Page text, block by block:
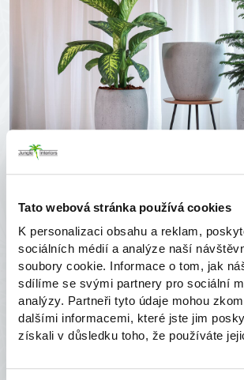
Tato webová stránka používá cookies
K personalizaci obsahu a reklam,
sociálních médií a analýze naší
soubory cookie. Informace o tom, jak
sdílíme se svými partnery pro sociální
analýzy. Partneři tyto údaje mohou
dalšími informacemi, které jste jim
získali v důsledku toho, že používáte